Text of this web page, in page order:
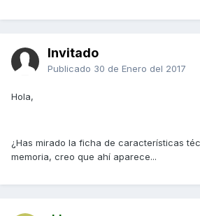
Invitado
Publicado 30 de Enero del 2017
Hola,
¿Has mirado la ficha de características
memoria, creo que ahí aparece...